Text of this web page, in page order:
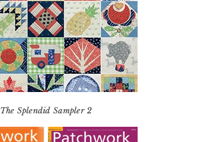
The Splendid Sampler 2